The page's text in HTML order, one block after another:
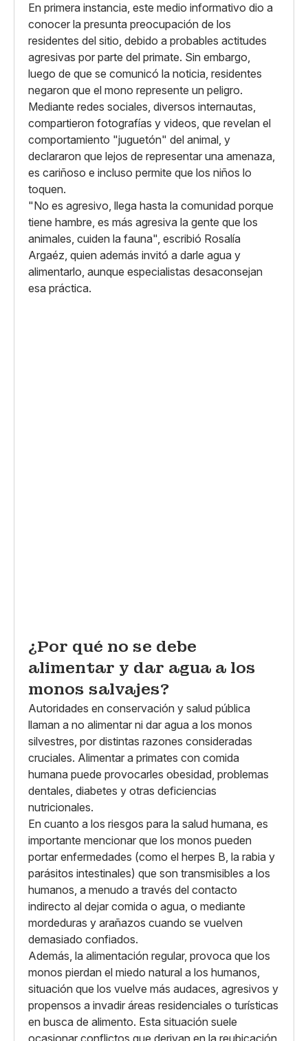
En primera instancia, este medio informativo dio a
conocer la presunta preocupación de los
residentes del sitio, debido a probables actitudes
agresivas por parte del primate. Sin embargo,
luego de que se comunicó la noticia, residentes
negaron que el mono represente un peligro.
Mediante redes sociales, diversos internautas,
compartieron fotografías y videos, que revelan el
comportamiento "juguetón" del animal, y
declararon que lejos de representar una amenaza,
es cariñoso e incluso permite que los niños lo
toquen.
"No es agresivo, llega hasta la comunidad porque
tiene hambre, es más agresiva la gente que los
animales, cuiden la fauna", escribió Rosalía
Argaéz, quien además invitó a darle agua y
alimentarlo, aunque especialistas desaconsejan
esa práctica.
¿Por qué no se debe
alimentar y dar agua a los
monos salvajes?
Autoridades en conservación y salud pública
llaman a no alimentar ni dar agua a los monos
silvestres, por distintas razones consideradas
cruciales. Alimentar a primates con comida
humana puede provocarles obesidad, problemas
dentales, diabetes y otras deficiencias
nutricionales.
En cuanto a los riesgos para la salud humana, es
importante mencionar que los monos pueden
portar enfermedades (como el herpes B, la rabia y
parásitos intestinales) que son transmisibles a los
humanos, a menudo a través del contacto
indirecto al dejar comida o agua, o mediante
mordeduras y arañazos cuando se vuelven
demasiado confiados.
Además, la alimentación regular, provoca que los
monos pierdan el miedo natural a los humanos,
situación que los vuelve más audaces, agresivos y
propensos a invadir áreas residenciales o turísticas
en busca de alimento. Esta situación suele
ocasionar conflictos que derivan en la reubicación